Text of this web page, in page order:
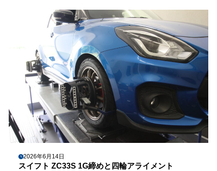
2026年6月14日
スイフト ZC33S 1G締めと四輪アライメント